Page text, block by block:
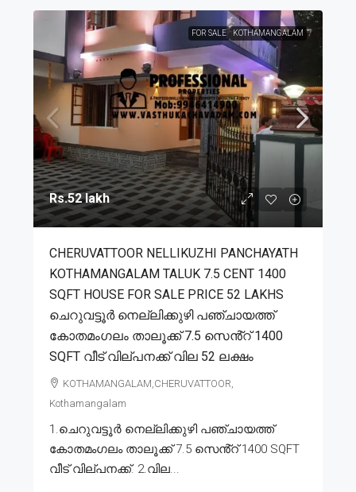
FOR SALE KOTHAMANGALAM
Rs.52 lakh
CHERUVATTOOR NELLIKUZHI PANCHAYATH
KOTHAMANGALAM TALUK 7.5 CENT 1400
SQFT HOUSE FOR SALE PRICE 52 LAKHS
ചെറുവട്ടൂർ നെല്ലിക്കുഴി പഞ്ചായത്ത്
കോതമംഗലം താലൂക്ക് 7.5 സെൻ്റ് 1400
SQFT വീട് വില്പനക്ക് വില 52 ലക്ഷം
KOTHAMANGALAM,CHERUVATTOOR,
Kothamangalam
1.ചെറുവട്ടൂർ നെല്ലിക്കുഴി പഞ്ചായത്ത്
കോതമംഗലം താലൂക്ക് 7.5 സെൻ്റ് 1400 SQFT
വീട് വില്പനക്ക്. 2.വില...